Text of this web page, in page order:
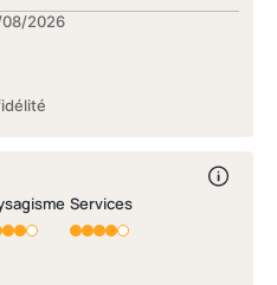
08/2026
Services